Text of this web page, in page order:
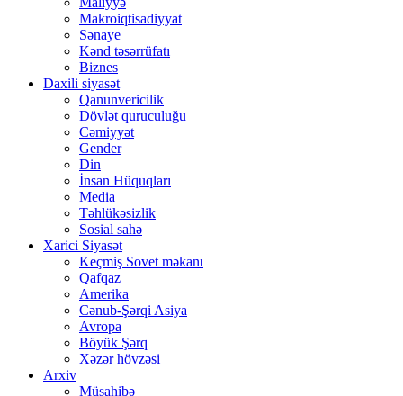
Makroiqtisadiyyat
Sənaye
Kənd təsərrüfatı
Biznes
Daxili siyasət
Qanunvericilik
Dövlət quruculuğu
Cəmiyyət
Gender
Din
İnsan Hüquqları
Media
Təhlükəsizlik
Sosial sahə
Xarici Siyasət
Keçmiş Sovet məkanı
Qafqaz
Amerika
Cənub-Şərqi Asiya
Avropa
Böyük Şərq
Xəzər hövzəsi
Arxiv
Müsahibə